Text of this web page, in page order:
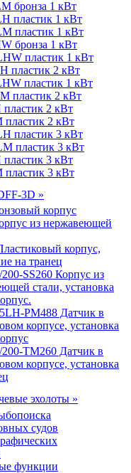
бронза 1 кВт
пластик 1 кВт
пластик 1 кВт
бронза 1 кВт
пластик 1 кВт
пластик 2 кВт
пластик 1 кВт
пластик 2 кВт
2 кВт
пластик 2 кВт
пластик 3 кВт
пластик 3 кВт
3 кВт
пластик 3 кВт
3D »
корпус
из нержавеющей
корпус,
на транец
SS260 Корпус из
стали, установка
PM488 Датчик в
корпусе, установка
200-TM260 Датчик в
корпусе, установка
эхолоты »
судов
функции